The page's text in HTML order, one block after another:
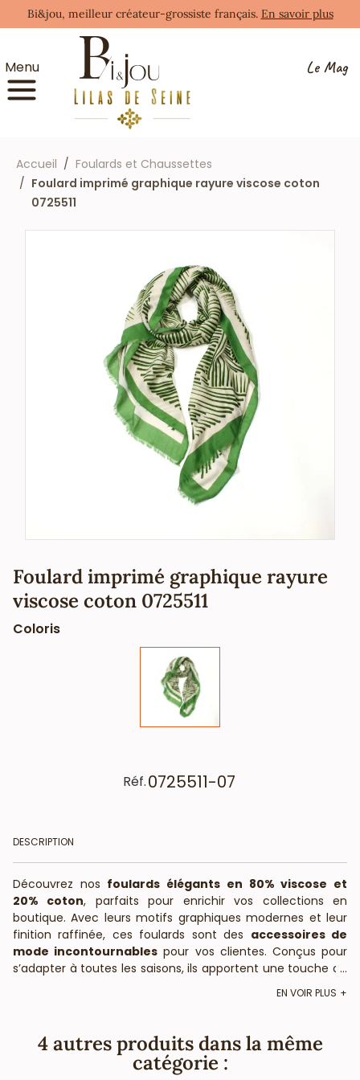
Bi&jou, meilleur créateur-grossiste français. En savoir plus
Menu Le Mag
Accueil
Foulards et Chaussettes
Foulard imprimé graphique rayure viscose coton
0725511
Foulard imprimé graphique rayure
viscose coton 0725511
Coloris
Réf.0725511-07
DESCRIPTION
Découvrez nos foulards élégants en 80% viscose et
20% coton, parfaits pour enrichir vos collections en
boutique. Avec leurs motifs graphiques modernes et leur
finition raffinée, ces foulards sont des accessoires de
mode incontournables pour vos clientes. Conçus pour
s’adapter à toutes les saisons, ils apportent une touche de
Matière : 80% viscose, 20% coton – légèreté et confort
Dimensions : environ 180 x 90 cm
Motifs graphiques tendance avec bordures contrastées
...
EN VOIR PLUS
4 autres produits dans la même
catégorie :